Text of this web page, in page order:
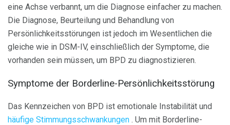
eine Achse verbannt, um die Diagnose einfacher zu machen.
Die Diagnose, Beurteilung und Behandlung von
Persönlichkeitsstörungen ist jedoch im Wesentlichen die
gleiche wie in DSM-IV, einschließlich der Symptome, die
vorhanden sein müssen, um BPD zu diagnostizieren.
Symptome der Borderline-Persönlichkeitsstörung
Das Kennzeichen von BPD ist emotionale Instabilität und
häufige Stimmungsschwankungen . Um mit Borderline-